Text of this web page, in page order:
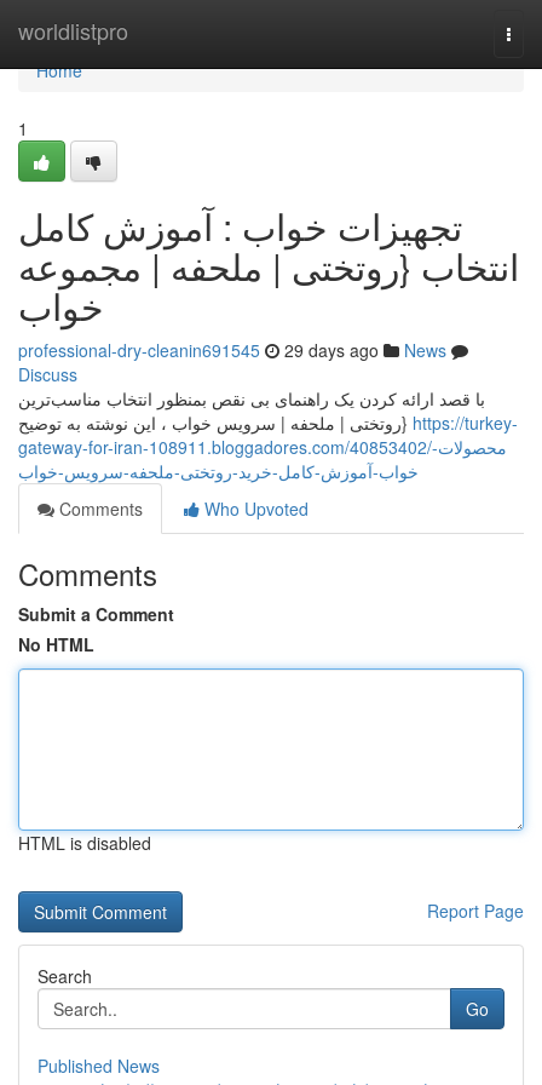
worldlistpro
Home
Home
1
تجهيزات خواب : آموزش کامل
انتخاب {روتختی | ملحفه | مجموعه
خواب
professional-dry-cleanin691545 29 days ago
News
Discuss
با قصد ارائه کردن یک راهنمای بی نقص بمنظور انتخاب مناسب‌ترین
https://turkey-
gateway-for-iran-108911.bloggadores.com/40853402/محصولات-
خواب-آموزش-کامل-خرید-روتختی-ملحفه-سرویس-خواب
Comments
Who Upvoted
Comments
Submit a Comment
No HTML
HTML is disabled
Report Page
Search
Go
Published News